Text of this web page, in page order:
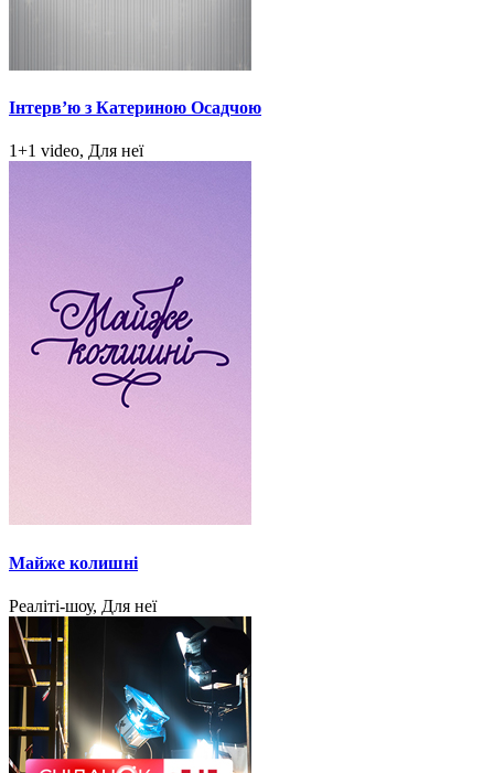
Інтерв’ю з Катериною Осадчою
1+1 video, Для неї
Майже колишні
Реаліті-шоу, Для неї